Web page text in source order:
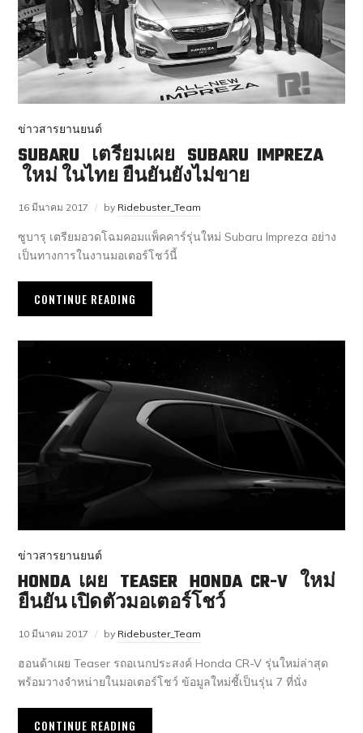
ข่าวสารยานยนต์
SUBARU เตรียมเผย SUBARU IMPREZA
ใหม่ ในไทย ยืนยันยังไม่ขาย
16 มีนาคม 2017 by Ridebuster_Team
ซูบารุ เตรียมอวดโฉมคอมแพ็คคาร์รุ่นใหม่ Subaru Impreza อย่าง
เป็นทางการในงานมอเตอร์โชว์นี้
CONTINUE READING
ข่าวสารยานยนต์
HONDA เผย TEASER HONDA CR-V ใหม่
ยืนยัน เปิดตัวมอเตอร์โชว์
10 มีนาคม 2017 by Ridebuster_Team
ฮอนด้าเผย Teaser รถอเนกประสงค์ Honda CR-V รุ่นใหม่ล่าสุด
พร้อมวางจำหน่ายในมอเตอร์โชว์ ข้อมูลใหม่ชี้เป็นรุ่น 7 ที่นั่ง
CONTINUE READING